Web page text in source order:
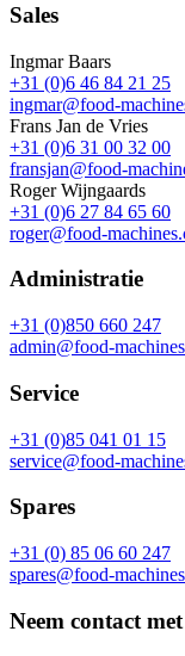
Sales
Ingmar Baars
+31 (0)6 46 84 21 25
ingmar@food-
Frans Jan de Vries
+31 (0)6 31 00 32 00
fransjan@food-
Roger Wijngaards
+31 (0)6 27 84 65 60
roger@food-
Administratie
+31 (0)850 660 247
admin@food-
Service
+31 (0)85 041 01 15
service@food-
Spares
+31 (0) 85 06 60 247
spares@food-
Neem contact